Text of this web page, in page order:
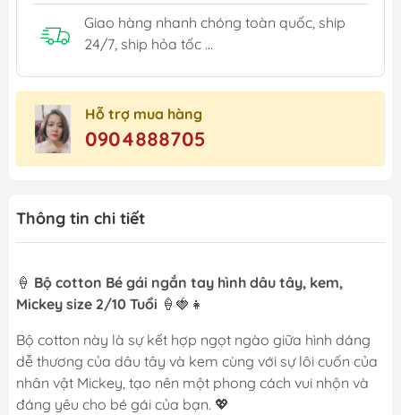
Giao hàng nhanh chóng toàn quốc, ship
24/7, ship hỏa tốc ...
Hỗ trợ mua hàng
0904888705
Thông tin chi tiết
🍦 Bộ cotton Bé gái ngắn tay hình dâu tây, kem,
Mickey size 2/10 Tuổi 🍦🍓👧
Bộ cotton này là sự kết hợp ngọt ngào giữa hình dáng
dễ thương của dâu tây và kem cùng với sự lôi cuốn của
nhân vật Mickey, tạo nên một phong cách vui nhộn và
đáng yêu cho bé gái của bạn. 💖